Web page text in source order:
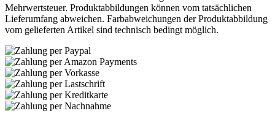
Mehrwertsteuer. Produktabbildungen können vom tatsächlichen
Lieferumfang abweichen. Farbabweichungen der Produktabbildung
vom gelieferten Artikel sind technisch bedingt möglich.